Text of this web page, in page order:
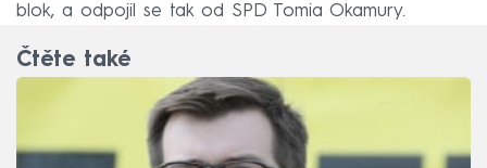
blok, a odpojil se tak od SPD Tomia Okamury.
Čtěte také